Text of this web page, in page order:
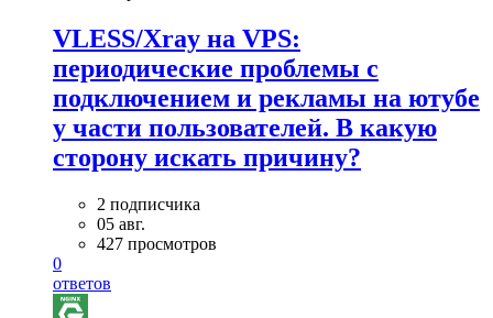
VLESS/Xray на VPS:
периодические проблемы с
подключением и рекламы на ютубе
у части пользователей. В какую
сторону искать причину?
2 подписчика
05 авг.
427 просмотров
0
ответов